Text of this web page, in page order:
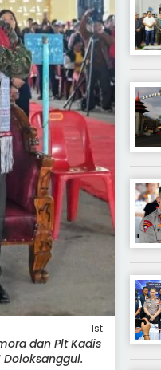
Ist
dan Plt Kadis
Doloksanggul.